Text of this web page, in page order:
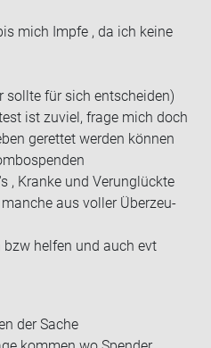
mich Impfe , da ich keine
soll­te für sich ent­schei­den)
ist zu­viel, frage mich doch
ge­ret­tet wer­den kön­nen
, Kran­ke und Ver­un­glück­te
aus vol­ler Über­zeu­
hel­fen und auch evt
der Sache